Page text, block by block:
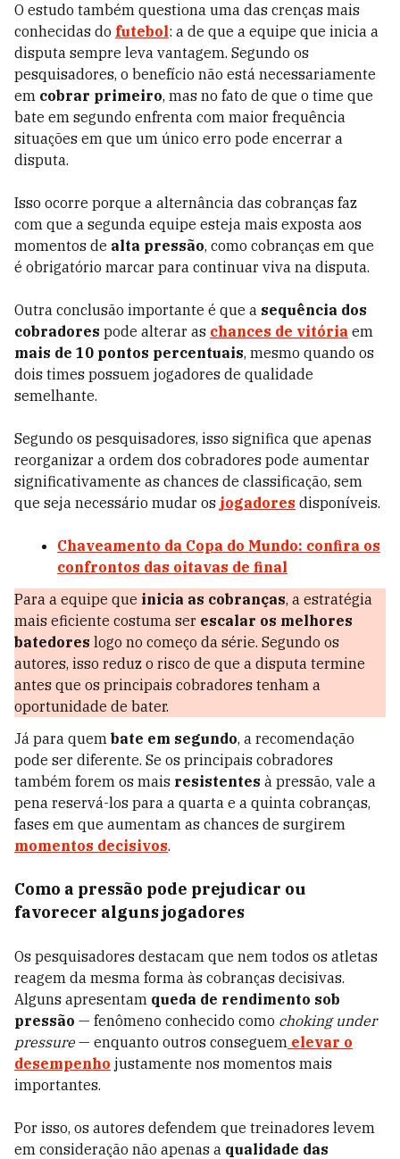
O estudo também questiona uma das crenças mais
conhecidas do futebol: a de que a equipe que inicia a
disputa sempre leva vantagem. Segundo os
pesquisadores, o benefício não está necessariamente
em cobrar primeiro, mas no fato de que o time que
bate em segundo enfrenta com maior frequência
situações em que um único erro pode encerrar a
disputa.
Isso ocorre porque a alternância das cobranças faz
com que a segunda equipe esteja mais exposta aos
momentos de alta pressão, como cobranças em que
é obrigatório marcar para continuar viva na disputa.
Outra conclusão importante é que a sequência dos
cobradores pode alterar as chances de vitória em
mais de 10 pontos percentuais, mesmo quando os
dois times possuem jogadores de qualidade
semelhante.
Segundo os pesquisadores, isso significa que apenas
reorganizar a ordem dos cobradores pode aumentar
significativamente as chances de classificação, sem
que seja necessário mudar os jogadores disponíveis.
Chaveamento da Copa do Mundo: confira os
confrontos das oitavas de final
Para a equipe que inicia as cobranças, a estratégia
mais eficiente costuma ser escalar os melhores
batedores logo no começo da série. Segundo os
autores, isso reduz o risco de que a disputa termine
antes que os principais cobradores tenham a
oportunidade de bater.
Já para quem bate em segundo, a recomendação
pode ser diferente. Se os principais cobradores
também forem os mais resistentes à pressão, vale a
pena reservá-los para a quarta e a quinta cobranças,
fases em que aumentam as chances de surgirem
momentos decisivos.
Como a pressão pode prejudicar ou
favorecer alguns jogadores
Os pesquisadores destacam que nem todos os atletas
reagem da mesma forma às cobranças decisivas.
Alguns apresentam queda de rendimento sob
pressão — fenômeno conhecido como choking under
pressure— enquanto outros conseguem elevar o
desempenho justamente nos momentos mais
importantes.
Por isso, os autores defendem que treinadores levem
em consideração não apenas a qualidade das